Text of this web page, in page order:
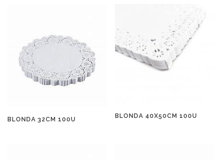
BLONDA 32CM 100U BLONDA 40X50CM 100U